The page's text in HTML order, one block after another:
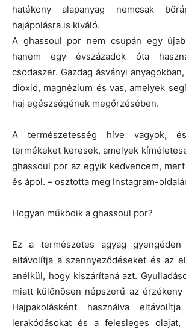
hatékony alapanyag nemcsak
hajápolásra is kiváló.
A ghassoul por nem csupán egy
hanem egy évszázadok óta
csodaszer. Gazdag ásványi
dioxid, magnézium és vas, amelyek
haj egészségének megőrzésében.
A természetesség híve vagyok,
termékeket keresek, amelyek
ghassoul por az egyik kedvencem,
és ápol. – osztotta meg Instagram-
Hogyan működik a ghassoul por?
Ez a természetes agyag
eltávolítja a szennyeződéseket és az
anélkül, hogy kiszárítaná azt.
miatt különösen népszerű az érzékeny
Hajpakolásként használva
lerakódásokat és a felesleges